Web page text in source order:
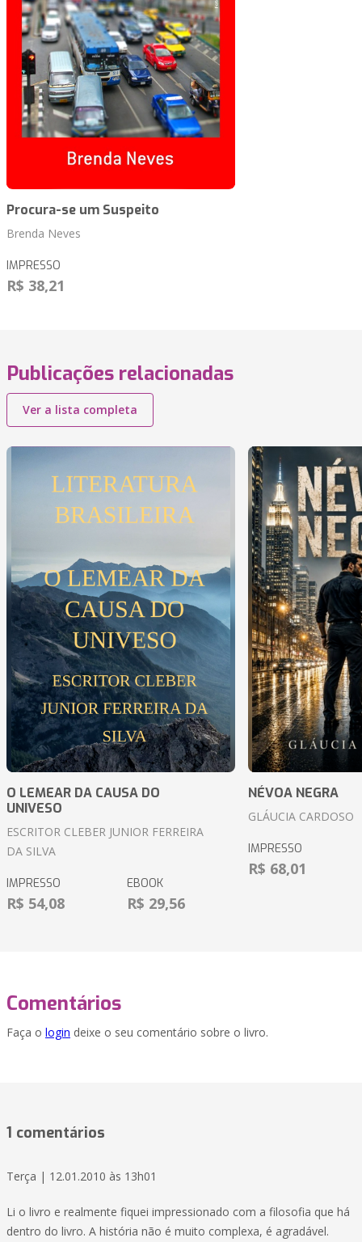
Procura-se um Suspeito
Brenda Neves
IMPRESSO
R$ 38,21
Publicações relacionadas
Ver a lista completa
O LEMEAR DA CAUSA DO
UNIVESO
ESCRITOR CLEBER JUNIOR FERREIRA
DA SILVA
IMPRESSO
R$ 54,08
EBOOK
R$ 29,56
NÉVOA NEGRA
GLÁUCIA CARDOSO
IMPRESSO
R$ 68,01
Comentários
Faça o login deixe o seu comentário sobre o livro.
1 comentários
Terça | 12.01.2010 às 13h01
Li o livro e realmente fiquei impressionado com a filosofia que há
dentro do livro. A história não é muito complexa, é agradável.